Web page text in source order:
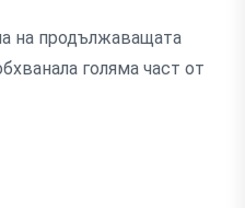
на продължаващата
голяма част от